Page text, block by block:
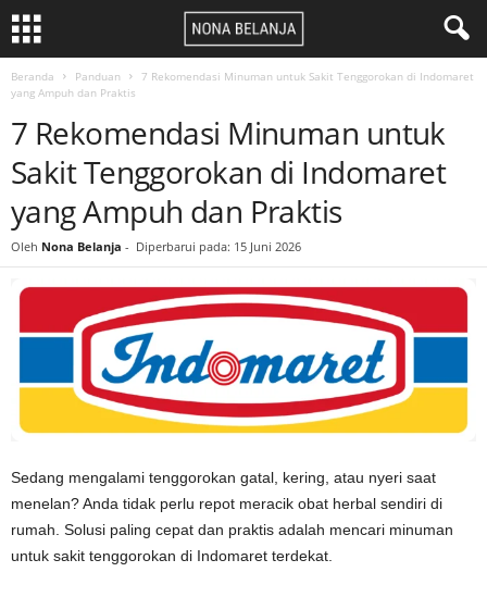
Beranda Panduan
7 Rekomendasi Minuman untuk Sakit Tenggorokan di Indomaret
yang Ampuh dan Praktis
7 Rekomendasi Minuman untuk
Sakit Tenggorokan di Indomaret
yang Ampuh dan Praktis
Oleh Nona Belanja - Diperbarui pada: 15 Juni 2026
Sedang mengalami tenggorokan gatal, kering, atau nyeri saat
menelan? Anda tidak perlu repot meracik obat herbal sendiri di
rumah. Solusi paling cepat dan praktis adalah mencari minuman
untuk sakit tenggorokan di Indomaret terdekat.